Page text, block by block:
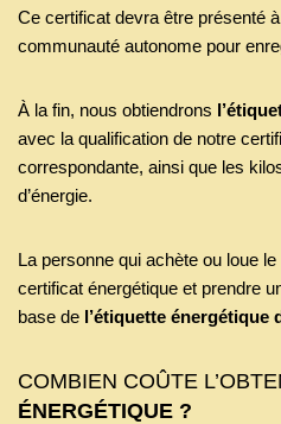
Ce certificat devra être présenté
communauté autonome pour
À la fin, nous obtiendrons
avec la qualification de notre
correspondante, ainsi que les
d’énergie.
La personne qui achète ou loue
certificat énergétique et prendre
base de l’étiquette énergétique
COMBIEN COÛTE
ÉNERGÉTIQUE ?